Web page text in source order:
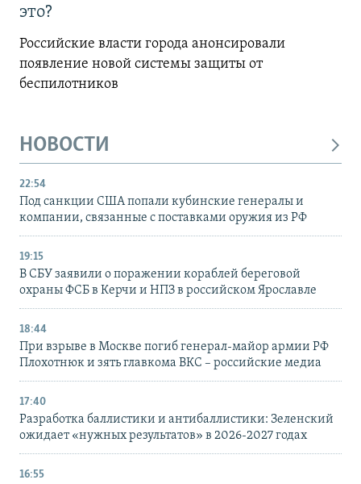
это?
Российские власти города анонсировали
появление новой системы защиты от
беспилотников
НОВОСТИ
22:54
Под санкции США попали кубинские генералы и
компании, связанные с поставками оружия из РФ
19:15
В СБУ заявили о поражении кораблей береговой
охраны ФСБ в Керчи и НПЗ в российском Ярославле
18:44
При взрыве в Москве погиб генерал-майор армии РФ
Плохотнюк и зять главкома ВКС – российские медиа
17:40
Разработка баллистики и антибаллистики: Зеленский
ожидает «нужных результатов» в 2026-2027 годах
16:55